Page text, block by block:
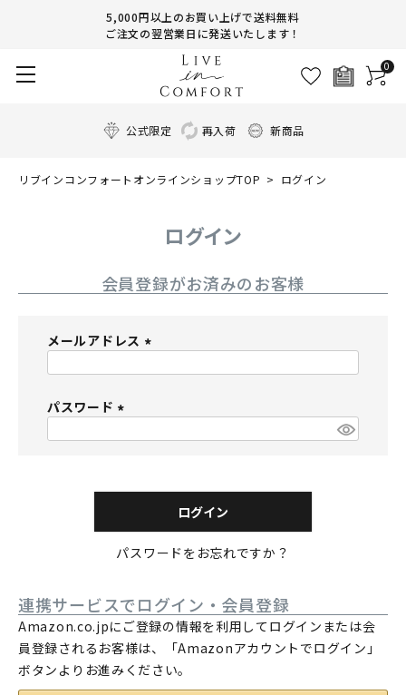
5,000円以上のお買い上げで送料無料
ご注文の翌営業日に発送いたします！
0
公式限定 再入荷 新商品
リブインコンフォートオンラインショップTOP ログイン
ログイン
会員登録がお済みのお客様
メールアドレス
パスワード
)
ログイン
パスワードをお忘れですか？
連携サービスでログイン・会員登録
Amazon.co.jpにご登録の情報を利用してログインまたは会
員登録されるお客様は、「Amazonアカウントでログイン」
ボタンよりお進みください。